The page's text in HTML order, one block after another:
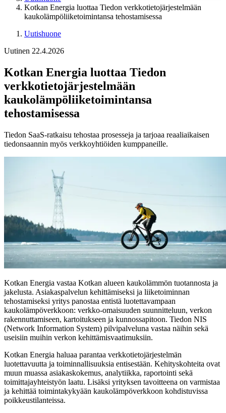
Kotkan Energia luottaa Tiedon verkkotietojärjestelmään
kaukolämpöliiketoimintansa tehostamisessa
Uutishuone
Uutinen 22.4.2026
Kotkan Energia luottaa Tiedon
verkkotietojärjestelmään
kaukolämpöliiketoimintansa
tehostamisessa
Tiedon SaaS-ratkaisu tehostaa prosesseja ja tarjoaa reaaliaikaisen
tiedonsaannin myös verkkoyhtiöiden kumppaneille.
Kotkan Energia vastaa Kotkan alueen kaukolämmön tuotannosta ja
jakelusta. Asiakaspalvelun kehittämiseksi ja liiketoiminnan
tehostamiseksi yritys panostaa entistä luotettavampaan
kaukolämpöverkkoon: verkko-omaisuuden suunnitteluun, verkon
rakennuttamiseen, kartoitukseen ja kunnossapitoon. Tiedon NIS
(Network Information System) pilvipalveluna vastaa näihin sekä
useisiin muihin verkon kehittämisvaatimuksiin.
Kotkan Energia haluaa parantaa verkkotietojärjestelmän
luotettavuutta ja toiminnallisuuksia entisestään. Kehityskohteita ovat
muun muassa asiakaskokemus, analytiikka, raportointi sekä
toimittajayhteistyön laatu. Lisäksi yrityksen tavoitteena on varmistaa
ja kehittää toimintakykyään kaukolämpöverkkoon kohdistuvissa
poikkeustilanteissa.